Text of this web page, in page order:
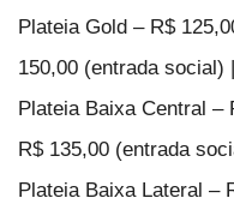
Plateia Gold – R$
150,00 (entrada social)
Plateia Baixa Central –
R$ 135,00 (entrada
Plateia Baixa Lateral –